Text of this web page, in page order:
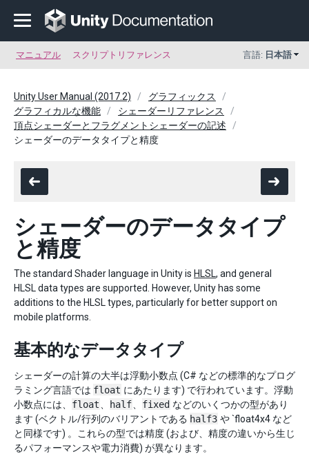
マニュアル スクリプトリファレンス 言語: 日本語
Unity User Manual (2017.2)
グラフィックス
グラフィカルな機能
シェーダーリファレンス
頂点シェーダーとフラグメントシェーダーの記述
シェーダーのデータタイプと精度
シェーダーのデータタイプ
と精度
The standard Shader language in Unity is HLSL, and general
HLSL data types are supported. However, Unity has some
additions to the HLSL types, particularly for better support on
mobile platforms.
基本的なデータタイプ
シェーダーの計算の大半は浮動小数点 (C# などの標準的なプログ
ラミング言語では float にあたります) で行われています。浮動
小数点には、 float half fixed などのいくつかの型があり
ます (ベクトル/行列のバリアントである half3 や `float4x4 など
と同様です) 。これらの型では精度 (および、精度の違いから生じ
るパフォーマンスや電力消費) が異なります。